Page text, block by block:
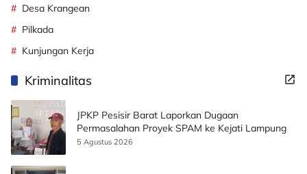
Desa Krangean
Pilkada
Kunjungan Kerja
Kriminalitas
JPKP Pesisir Barat Laporkan Dugaan
Permasalahan Proyek SPAM ke Kejati Lampung
5 Agustus 2026